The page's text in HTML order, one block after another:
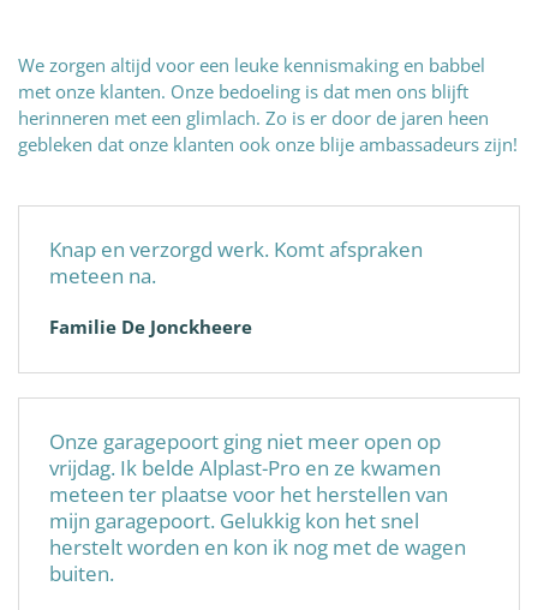
We zorgen altijd voor een leuke kennismaking en babbel
met onze klanten. Onze bedoeling is dat men ons blijft
herinneren met een glimlach. Zo is er door de jaren heen
gebleken dat onze klanten ook onze blije ambassadeurs zijn!
Knap en verzorgd werk. Komt afspraken
meteen na.
Familie De Jonckheere
Onze garagepoort ging niet meer open op
vrijdag. Ik belde Alplast-Pro en ze kwamen
meteen ter plaatse voor het herstellen van
mijn garagepoort. Gelukkig kon het snel
herstelt worden en kon ik nog met de wagen
buiten.